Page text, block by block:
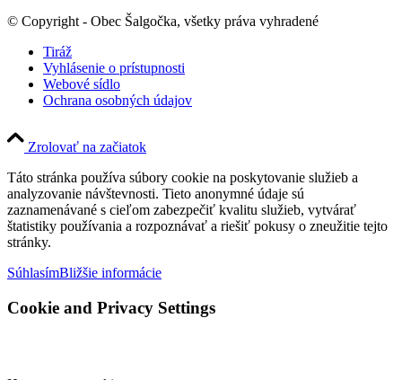
© Copyright - Obec Šalgočka, všetky práva vyhradené
Tiráž
Vyhlásenie o prístupnosti
Webové sídlo
Ochrana osobných údajov
Zrolovať na začiatok
Táto stránka používa súbory cookie na poskytovanie služieb a
analyzovanie návštevnosti. Tieto anonymné údaje sú
zaznamenávané s cieľom zabezpečiť kvalitu služieb, vytvárať
štatistiky používania a rozpoznávať a riešiť pokusy o zneužitie tejto
stránky.
SúhlasímBližšie informácie
Cookie and Privacy Settings